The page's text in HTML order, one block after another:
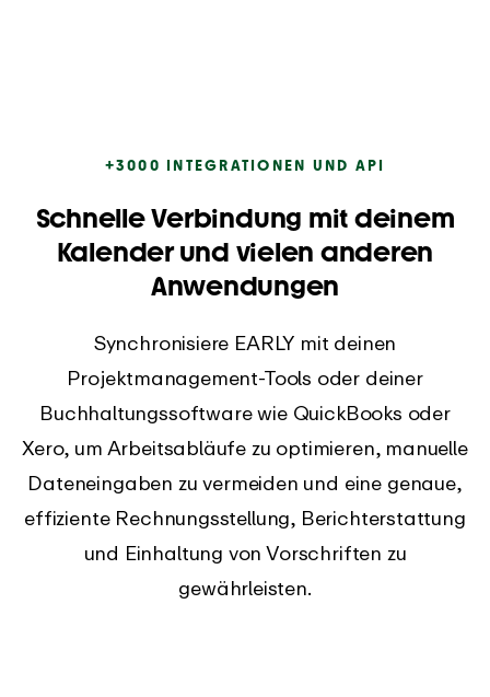
+3000 INTEGRATIONEN UND API
Schnelle Verbindung mit deinem
Kalender und vielen anderen
Anwendungen
Synchronisiere EARLY mit deinen
Projektmanagement-Tools oder deiner
Buchhaltungssoftware wie QuickBooks oder
Xero, um Arbeitsabläufe zu optimieren, manuelle
Dateneingaben zu vermeiden und eine genaue,
effiziente Rechnungsstellung, Berichterstattung
und Einhaltung von Vorschriften zu
gewährleisten.